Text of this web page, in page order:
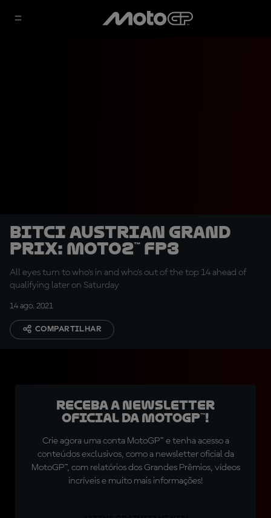
Bitci Austrian Grand
Prix: Moto2™ FP3
All eyes turn to who's in and who's out of the top 14 ahead of
qualifying later on Saturday
14 ago. 2021
COMPARTILHAR
Receba a newsletter
oficial da MotoGP™!
Crie agora uma conta MotoGP™ e tenha acesso a
conteúdos exclusivos, como a newsletter oficial da
MotoGP™, com relatórios dos Grandes Prêmios, vídeos
incríveis e muito mais informações!